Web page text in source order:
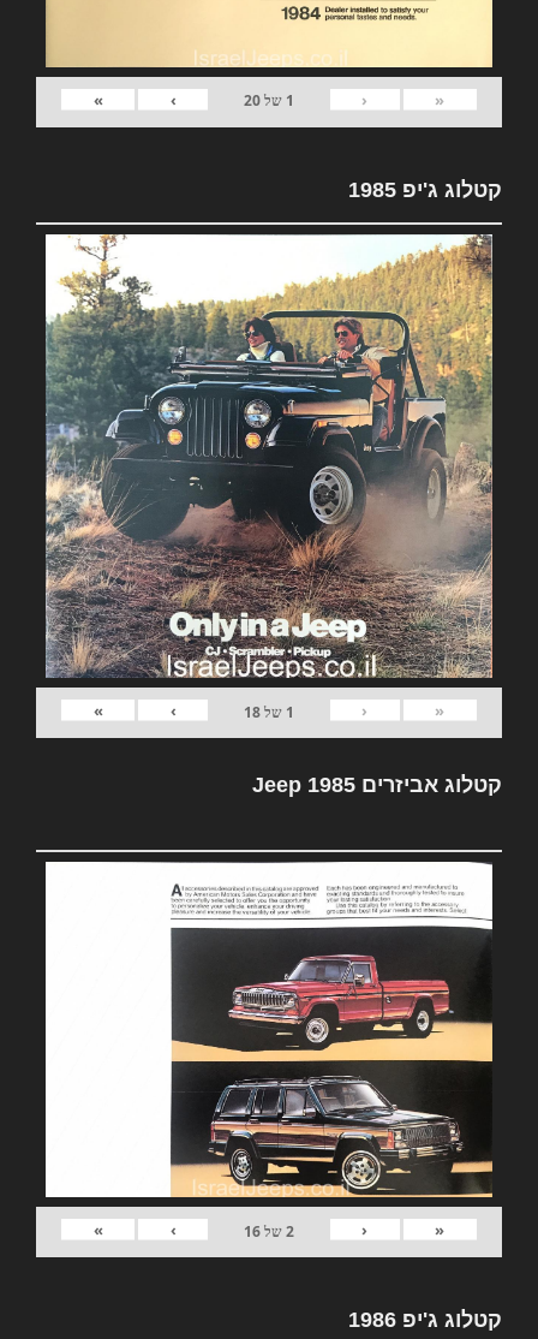
«
‹
1 של20
›
»
קטלוג ג'יפ 1985
«
‹
1 של18
›
»
קטלוג אביזרים Jeep 1985
«
‹
2של16
›
»
קטלוג ג'יפ 1986